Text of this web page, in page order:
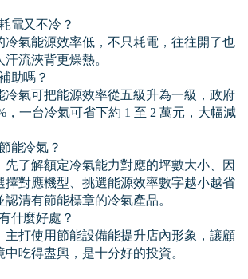
電又不冷？
冷氣能源效率低，不只耗電，往往開了也
流浹背更燥熱。
助嗎？
冷氣可把能源效率從五級升為一級，政府
，一台冷氣可省下約 1 至 2 萬元，大幅減
能冷氣？
先了解額定冷氣能力對應的坪數大小、因
擇對應機型、挑選能源效率數字越小越省
認清有節能標章的冷氣產品。
什麼好處？
主打使用節能設備能提升店內形象，讓顧
吃得盡興，是十分好的投資。